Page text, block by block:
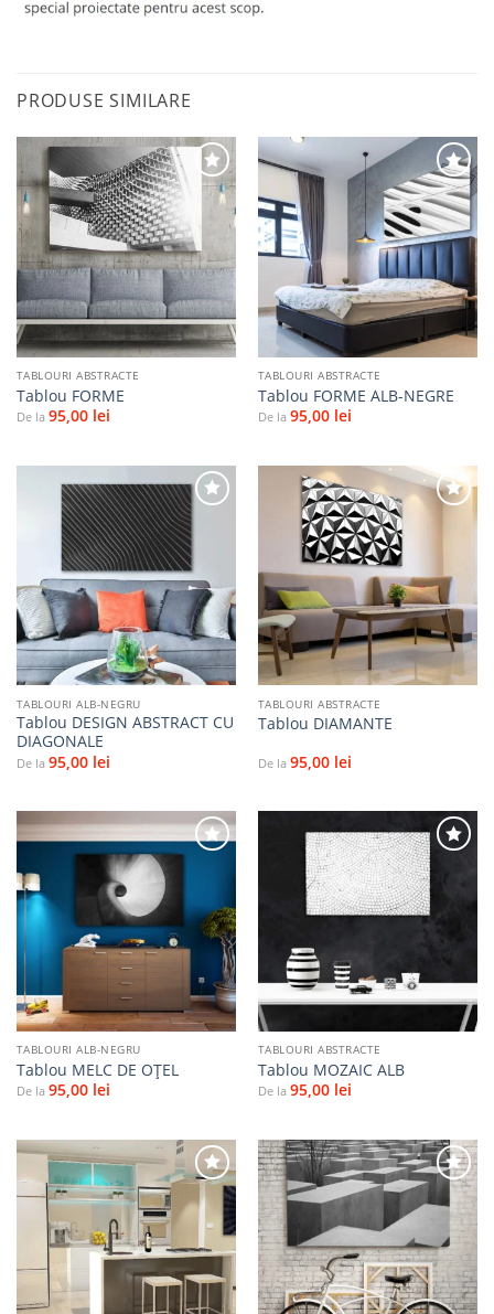
PRODUSE SIMILARE
Adaugă
la
favorite
TABLOURI ABSTRACTE
Tablou FORME
De la 95,00 lei
Adaugă
la
favorite
TABLOURI ABSTRACTE
Tablou FORME ALB-NEGRE
De la 95,00 lei
Adaugă
favorite
TABLOURI ALB-NEGRU
Tablou DESIGN ABSTRACT CU
DIAGONALE
De la 95,00 lei
la
favorite
TABLOURI ABSTRACTE
Tablou DIAMANTE
De la 95,00 lei
Adaugă
la
favorite
TABLOURI ALB-NEGRU
Tablou MELC DE OȚEL
De la 95,00 lei
Adaugă
la
favorite
TABLOURI ABSTRACTE
Tablou MOZAIC ALB
De la 95,00 lei
Adaugă
la
Adaugă
la
favorite